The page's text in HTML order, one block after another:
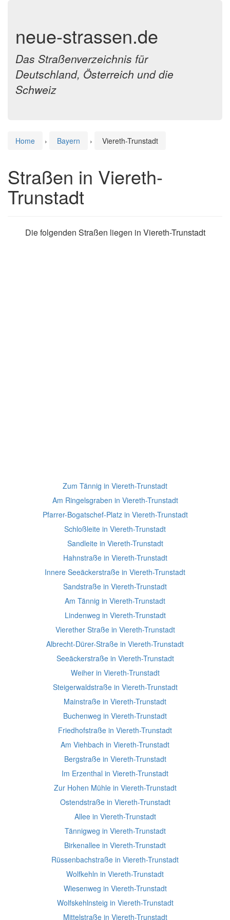
neue-strassen.de
Das Straßenverzeichnis für
Deutschland, Österreich und die
Schweiz
Home › Bayern › Viereth-Trunstadt
Straßen in Viereth-
Trunstadt
Die folgenden Straßen liegen in Viereth-Trunstadt
Zum Tännig in Viereth-Trunstadt
Am Ringelsgraben in Viereth-Trunstadt
Pfarrer-Bogatschef-Platz in Viereth-Trunstadt
Schloßleite in Viereth-Trunstadt
Sandleite in Viereth-Trunstadt
Hahnstraße in Viereth-Trunstadt
Innere Seeäckerstraße in Viereth-Trunstadt
Sandstraße in Viereth-Trunstadt
Am Tännig in Viereth-Trunstadt
Lindenweg in Viereth-Trunstadt
Vierether Straße in Viereth-Trunstadt
Albrecht-Dürer-Straße in Viereth-Trunstadt
Seeäckerstraße in Viereth-Trunstadt
Weiher in Viereth-Trunstadt
Steigerwaldstraße in Viereth-Trunstadt
Mainstraße in Viereth-Trunstadt
Buchenweg in Viereth-Trunstadt
Friedhofstraße in Viereth-Trunstadt
Am Viehbach in Viereth-Trunstadt
Bergstraße in Viereth-Trunstadt
Im Erzenthal in Viereth-Trunstadt
Zur Hohen Mühle in Viereth-Trunstadt
Ostendstraße in Viereth-Trunstadt
Allee in Viereth-Trunstadt
Tännigweg in Viereth-Trunstadt
Birkenallee in Viereth-Trunstadt
Rüssenbachstraße in Viereth-Trunstadt
Wolfkehln in Viereth-Trunstadt
Wiesenweg in Viereth-Trunstadt
Wolfskehlnsteig in Viereth-Trunstadt
Mittelstraße in Viereth-Trunstadt